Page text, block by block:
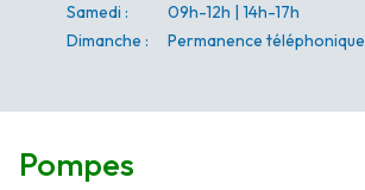
Samedi :
09h-12h | 14h-17h
Dimanche : Permanence téléphonique
Pompes